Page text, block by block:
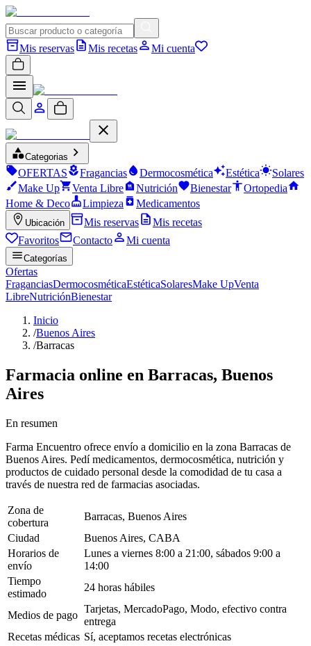
Mis reservas Mis recetas Mi cuenta
Categorias
OFERTAS Fragancias Dermocosmética Estética
Solares
Make Up
Venta Libre Nutrición Bienestar
Ortopedia
Home & Deco
Limpieza Medicamentos
Ubicación Mis reservas
Mis recetas
Favoritos
Contacto Mi cuenta
Categorías
Ofertas
FraganciasDermocosméticaEstéticaSolaresMake UpVenta
LibreNutriciónBienestar
Inicio
/Buenos Aires
/Barracas
Farmacia online en Barracas, Buenos
Aires
En resumen
Farma Encuentro ofrece envío a domicilio en la zona Barracas de
Buenos Aires. Pedí medicamentos, dermocosmética, nutrición y
productos de cuidado personal desde la comodidad de tu casa a
través de nuestra red de farmacias asociadas.
Zona de
cobertura
Barracas, Buenos Aires
Ciudad
Buenos Aires, CABA
Horarios de
envío
Lunes a viernes 8:00 a 21:00, sábados 9:00 a
14:00
Tiempo
estimado
24 horas hábiles
Medios de pago
Tarjetas, MercadoPago, Modo, efectivo contra
entrega
Recetas médicas Sí, aceptamos recetas electrónicas